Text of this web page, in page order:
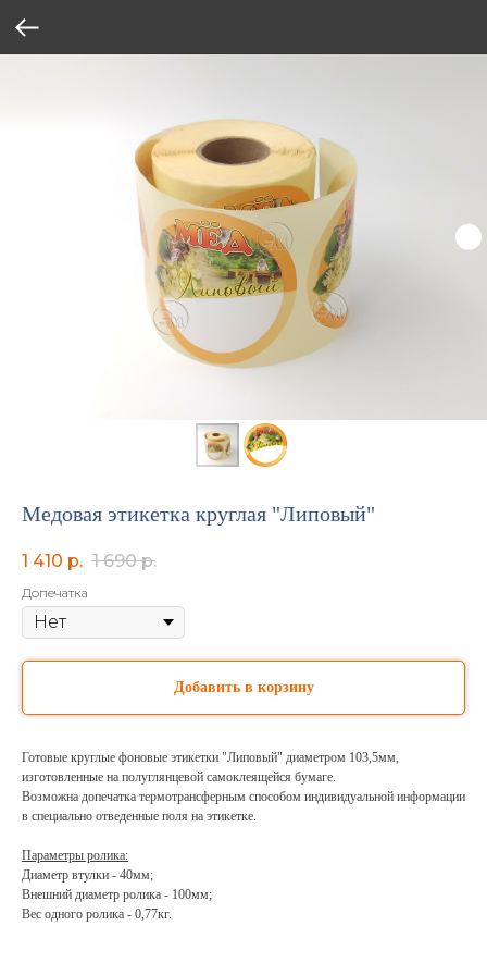
Медовая этикетка круглая "Липовый"
1 410 р. 1 690 р.
Допечатка
Добавить в корзину
Готовые круглые фоновые этикетки "Липовый" диаметром 103,5мм,
изготовленные на полуглянцевой самоклеящейся бумаге.
Возможна допечатка термотрансферным способом индивидуальной информации
в специально отведенные поля на этикетке.
Параметры ролика:
Диаметр втулки - 40мм;
Внешний диаметр ролика - 100мм;
Вес одного ролика - 0,77кг.